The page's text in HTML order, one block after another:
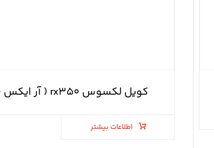
کویل لکسوس rx۳۵۰ ( آر ایکس ۳۵۰ )
اطلاعات بیشتر